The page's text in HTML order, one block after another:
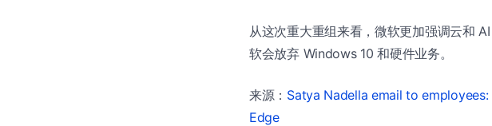
从这次重大重组来看，微软更加强调云和
软会放弃 Windows 10 和硬件业务。
来源： Satya Nadella email to
Edge